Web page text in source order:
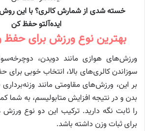
خسته شدی از شمارش کالری؟ با این
ایده‌آلتو حفظ کن
بهترین نوع ورزش برای
ورزش‌های هوازی مانند دویدن،
سوزاندن کالری‌های بالا، انتخاب خوبی
بر این، ورزش‌های مقاومتی مانند
بدن و در نتیجه افزایش متابولیسم، به شما
را ثابت نگه دارید. ترکیب این دو نوع ورزش
برای ثبات وزن داشته باشد.